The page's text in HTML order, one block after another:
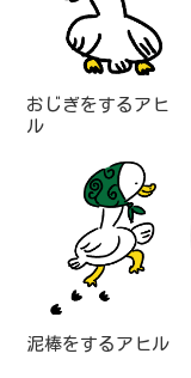
おじぎをするアヒ
ル
泥棒をするアヒル